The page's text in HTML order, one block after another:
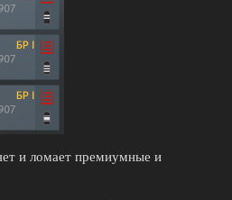
и ломает премиумные и